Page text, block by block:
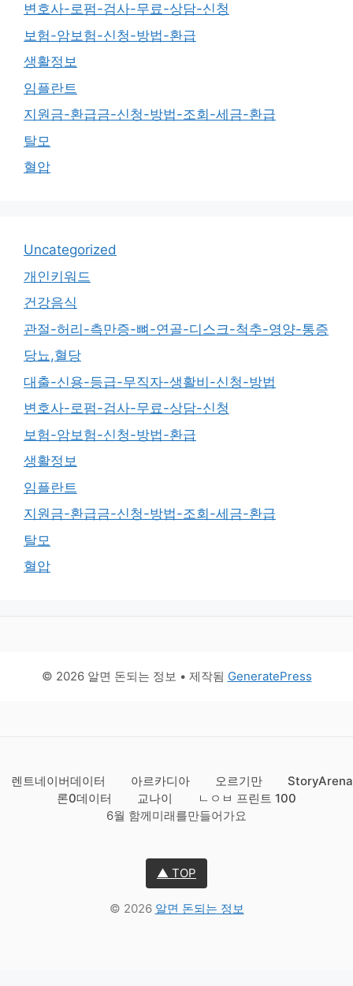
변호사-로펌-검사-무료-상담-신청
보험-암보험-신청-방법-환급
생활정보
임플란트
지원금-환급금-신청-방법-조회-세금-환급
탈모
혈압
Uncategorized
개인키워드
건강음식
관절-허리-측만증-뼈-연골-디스크-척추-영양-통증
당뇨,혈당
대출-신용-등급-무직자-생활비-신청-방법
변호사-로펌-검사-무료-상담-신청
보험-암보험-신청-방법-환급
생활정보
임플란트
지원금-환급금-신청-방법-조회-세금-환급
탈모
혈압
© 2026 알면 돈되는 정보 • 제작됨 GeneratePress
렌트네이버데이터 아르카디아 오르기만
StoryArena
론0데이터
교나이
ㄴㅇㅂ 프린트 100
6월 함께미래를만들어가요
▲ TOP
© 2026 알면 돈되는 정보